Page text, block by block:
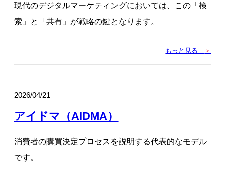
現代のデジタルマーケティングにおいては、この「検
索」と「共有」が戦略の鍵となります。
もっと見る ＞
2026/04/21
アイドマ（AIDMA）
消費者の購買決定プロセスを説明する代表的なモデル
です。